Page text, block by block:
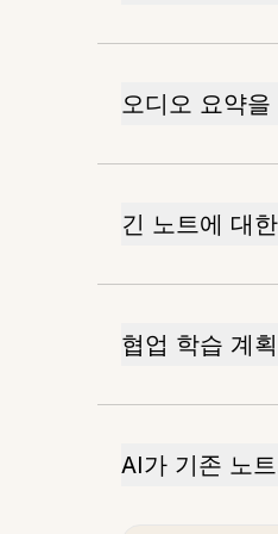
오디오 요약
긴 노트에 대
협업 학습 계
AI가 기존 노